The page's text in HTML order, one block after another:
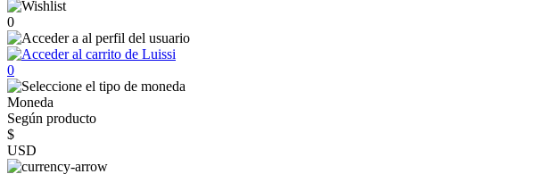
0
0
Moneda
Según producto
$
USD